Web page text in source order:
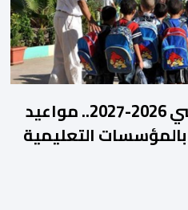
تفاصيل الدخول المدرسي 2026-2027.. مواعيد
بالمؤسسات التعليمية